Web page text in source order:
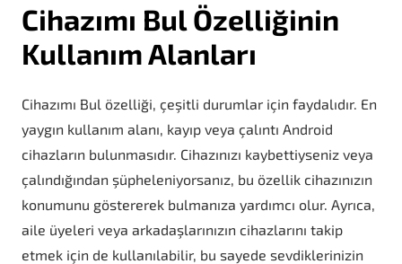
Cihazımı Bul Özelliğinin
Kullanım Alanları
Cihazımı Bul özelliği, çeşitli durumlar için faydalıdır. En
yaygın kullanım alanı, kayıp veya çalıntı Android
cihazların bulunmasıdır. Cihazınızı kaybettiyseniz veya
çalındığından şüpheleniyorsanız, bu özellik cihazınızın
konumunu göstererek bulmanıza yardımcı olur. Ayrıca,
aile üyeleri veya arkadaşlarınızın cihazlarını takip
etmek için de kullanılabilir, bu sayede sevdiklerinizin